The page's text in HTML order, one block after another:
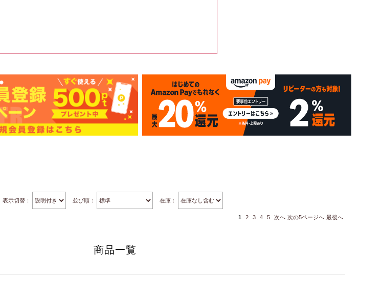
表示切替： 並び順： 在庫：
1 2 3 4 5 次へ 次の5ページへ 最後へ
商品一覧